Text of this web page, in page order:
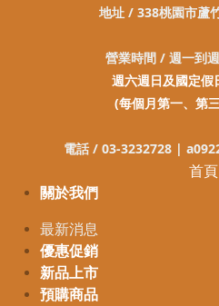
地址 / 338桃園市蘆
營業時間 / 週一到
週六週日及國定
(每個月第一、第
電話 / 03-3232728 |
首頁
關於我們
最新消息
優惠促銷
新品上市
預購商品